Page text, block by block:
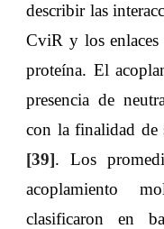
describir las
CviR y los
proteína. El
presencia de
con la finalidad de
[39]. Los
acoplamiento
clasificaron en